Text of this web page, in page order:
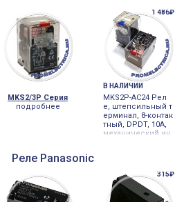
MKS2/3P Серия
подробнее
1 486₽
В НАЛИЧИИ
MKS2P-AC24 Рел
е, штепсильный т
ерминал, 8-контак
тный, DPDT, 10A,
механический ин
Реле Panasonic
315₽